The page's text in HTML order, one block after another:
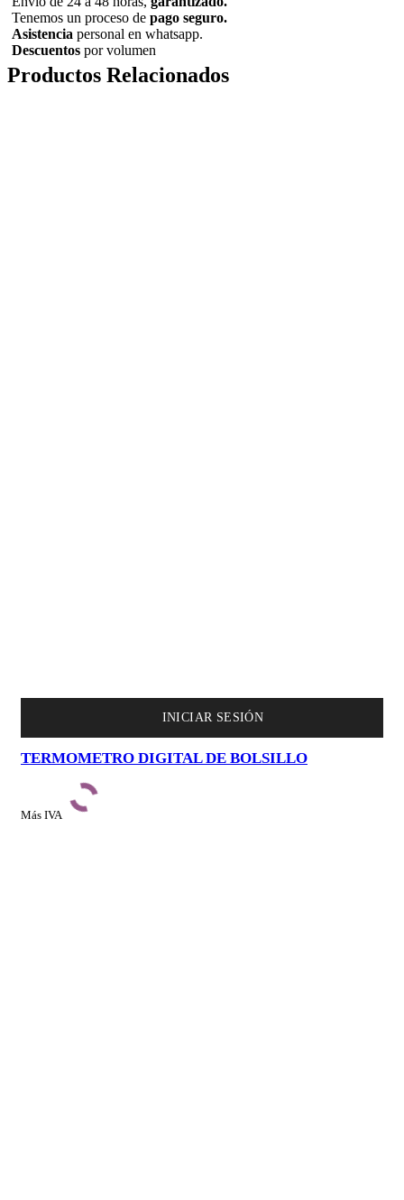
Tenemos un proceso de pago seguro.
Asistencia personal en whatsapp.
Descuentos por volumen
Productos Relacionados
INICIAR SESIÓN
TERMOMETRO DIGITAL DE BOLSILLO
Más IVA